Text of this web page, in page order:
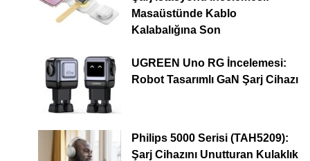
Masaüstünde Kablo
Kalabalığına Son
UGREEN Uno RG İncelemesi:
Robot Tasarımlı GaN Şarj Cihazı
Philips 5000 Serisi (TAH5209):
Şarj Cihazını Unutturan Kulaklık